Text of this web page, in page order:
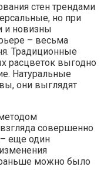
стен трендами
но при
и новизны
– весьма
Традиционные
расцветок выгодно
Натуральные
они выглядят
совершенно
еще один
раньше можно было